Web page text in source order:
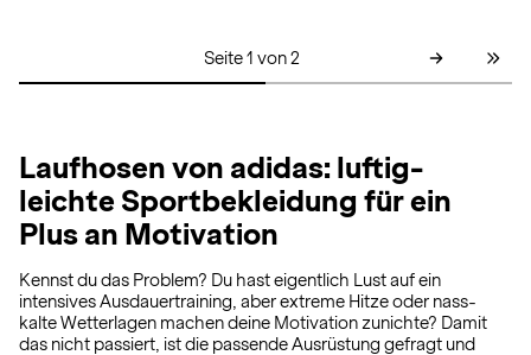
Seite 1 von 2
Laufhosen von adidas: luftig-
leichte Sportbekleidung für ein
Plus an Motivation
Kennst du das Problem? Du hast eigentlich Lust auf ein
intensives Ausdauertraining, aber extreme Hitze oder nass-
kalte Wetterlagen machen deine Motivation zunichte? Damit
das nicht passiert, ist die passende Ausrüstung gefragt und